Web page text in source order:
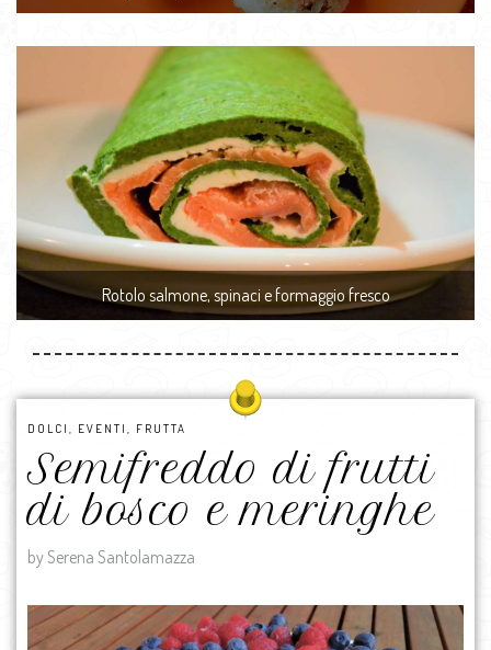
Rotolo salmone, spinaci e formaggio fresco
DOLCI EVENTI FRUTTA
Semifreddo di frutti
di bosco e meringhe
by Serena Santolamazza